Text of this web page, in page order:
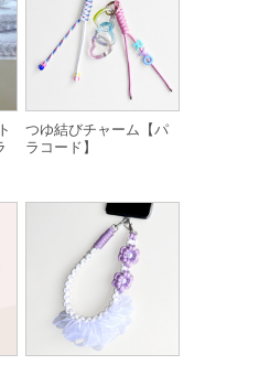
つゆ結びチャーム【パ
ラコード】